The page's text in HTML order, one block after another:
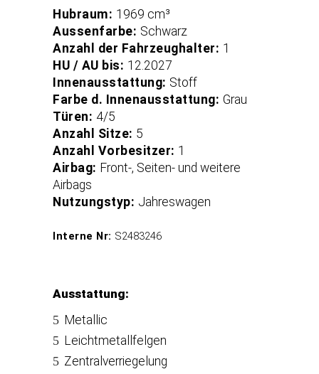
Hubraum: 1969 cm³
Aussenfarbe: Schwarz
Anzahl der Fahrzeughalter: 1
HU / AU bis: 12.2027
Innenausstattung: Stoff
Farbe d. Innenausstattung: Grau
Türen: 4/5
Anzahl Sitze: 5
Anzahl Vorbesitzer: 1
Airbag: Front-, Seiten- und weitere
Airbags
Nutzungstyp: Jahreswagen
Interne Nr: S2483246
Ausstattung:
Metallic
Leichtmetallfelgen
Zentralverriegelung